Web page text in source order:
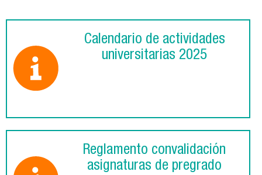
Calendario de actividades
universitarias 2025
Reglamento convalidación
asignaturas de pregrado